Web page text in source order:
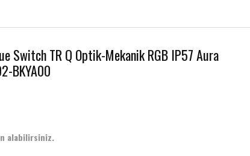
Switch TR Q Optik-Mekanik RGB IP57 Aura
BKYA00
alabilirsiniz.